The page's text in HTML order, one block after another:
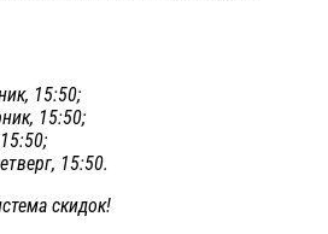
15:50;
15:50;
15:50.
скидок!